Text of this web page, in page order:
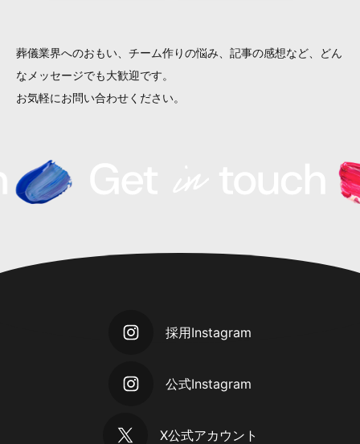
葬儀業界へのおもい、チーム作りの悩み、 記事の感想など、どん
なメッセージでも大歓迎です。
お気軽にお問い合わせください。
採用Instagram
公式Instagram
X公式アカウント